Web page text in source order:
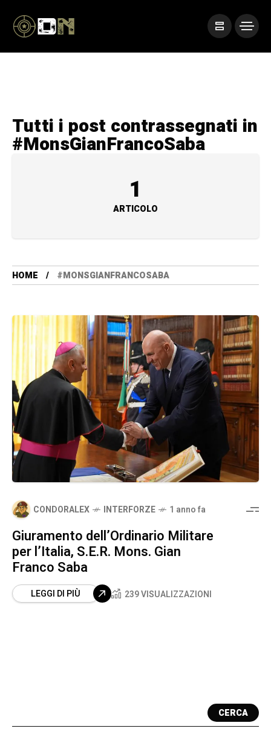
Tutti i post contrassegnati in
#MonsGianFrancoSaba
1
ARTICOLO
HOME #MONSGIANFRANCOSABA
CONDORALEX INTERFORZE 1 anno fa
Giuramento dell’Ordinario Militare
per l’Italia, S.E.R. Mons. Gian
Franco Saba
LEGGI DI PIÙ 239 VISUALIZZAZIONI
CERCA